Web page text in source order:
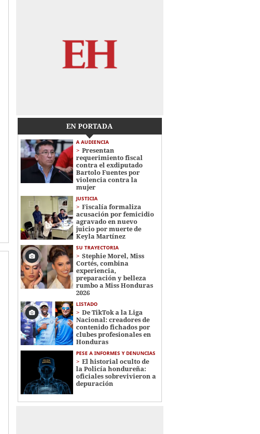
EN PORTADA
A AUDIENCIA
Presentan
requerimiento fiscal
contra el exdiputado
Bartolo Fuentes por
violencia contra la
mujer
JUSTICIA
Fiscalía formaliza
acusación por femicidio
agravado en nuevo
juicio por muerte de
Keyla Martínez
SU TRAYECTORIA
Stephie Morel, Miss
Cortés, combina
experiencia,
preparación y belleza
rumbo a Miss Honduras
2026
LISTADO
De TikTok a la Liga
Nacional: creadores de
contenido fichados por
clubes profesionales en
Honduras
PESE A INFORMES Y DENUNCIAS
El historial oculto de
la Policía hondureña:
oficiales sobrevivieron a
depuración